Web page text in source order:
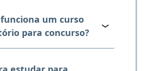
funciona um curso
para concurso?